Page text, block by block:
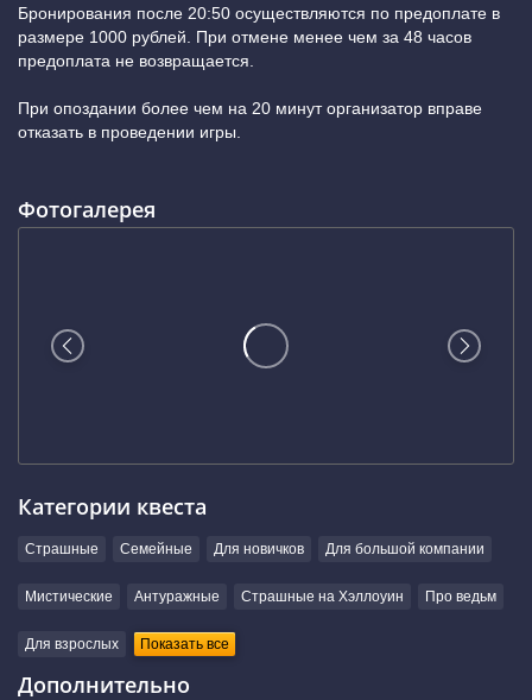
Бронирования после 20:50 осуществляются по предоплате в
размере 1000 рублей. При отмене менее чем за 48 часов
предоплата не возвращается.
При опоздании более чем на 20 минут организатор вправе
отказать в проведении игры.
Фотогалерея
Категории квеста
Страшные Семейные Для новичков Для большой компании
Мистические Антуражные Страшные на Хэллоуин Про ведьм
Для взрослых Показать все
Дополнительно